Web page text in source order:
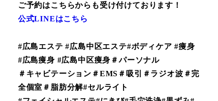
ご予約はこちらからも受け付けております！
公式LINEはこちら
#広島エステ #広島中区エステ#ボディケア #痩身
#広島痩身 #広島中区痩身＃パーソナル
＃キャビテーション＃EMS＃吸引＃ラジオ波＃完
全個室＃脂肪分解#セルライト